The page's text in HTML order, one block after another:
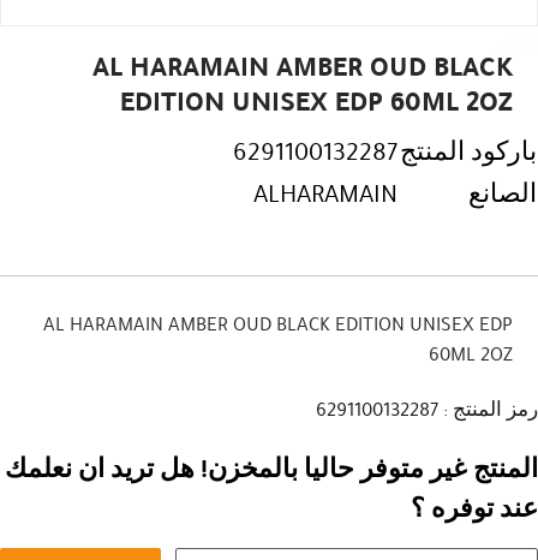
AL HARAMAIN AMBER OUD BLACK
EDITION UNISEX EDP 60ML 2OZ
باركود المنتج6291100132287
الصانع
ALHARAMAIN
AL HARAMAIN AMBER OUD BLACK EDITION UNISEX EDP
60ML 2OZ
رمز المنتج : 6291100132287
المنتج غير متوفر حاليا بالمخزن! هل تريد ان نعلمك
عند توفره ؟